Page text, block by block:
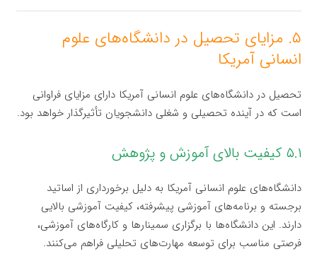
۵. مزایای تحصیل در دانشگاه‌های علوم
انسانی آمریکا
تحصیل در دانشگاه‌های علوم انسانی آمریکا دارای مزایای فراوانی
است که در آینده تحصیلی و شغلی دانشجویان تأثیرگذار خواهد بود.
۵.۱ کیفیت بالای آموزش و پژوهش
دانشگاه‌های علوم انسانی آمریکا به دلیل برخورداری از اساتید
برجسته و برنامه‌های آموزشی پیشرفته، کیفیت آموزشی بالایی
دارند. این دانشگاه‌ها با برگزاری سمینارها و کارگاه‌های آموزشی،
فرصتی مناسب برای توسعه مهارت‌های تحلیلی فراهم می‌کنند.